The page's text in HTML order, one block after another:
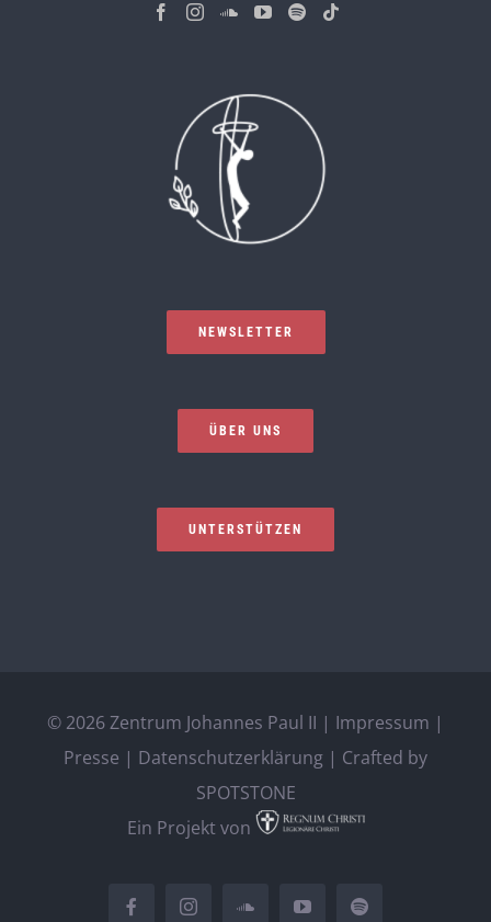
NEWSLETTER
ÜBER UNS
UNTERSTÜTZEN
© 2026 Zentrum Johannes Paul II | Impressum |
Presse | Datenschutzerklärung | Crafted by
SPOTSTONE
Ein Projekt von
FacebookInstagramSoundCloudYouTubeSpotify